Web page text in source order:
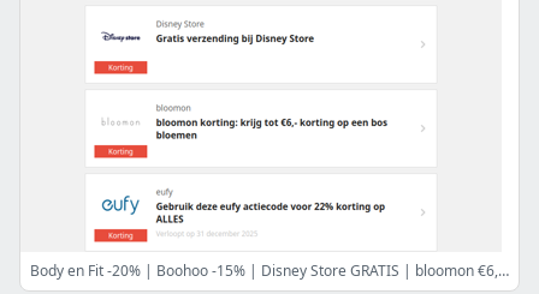
Body en Fit -20% | Boohoo -15% | Disney Store GRATIS | bloomon €6,- en meer